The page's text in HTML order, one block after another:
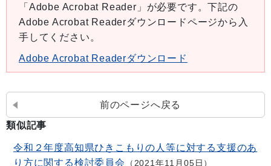
「Adobe Acrobat Reader」が必要です。下記の
Adobe Acrobat Readerダウンロードページから入
手してください。
Adobe Acrobat Readerダウンロード
前のページへ戻る
類似記事
令和２年度高知県ひきこもりの人等に対する支援のあ
り方に関する検討委員会
2021年11月05日